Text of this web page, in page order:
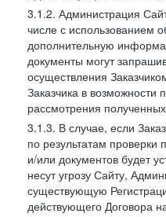
3.1.2. Администрация
числе с использованием
дополнительную
документы могут
осуществления
Заказчика в возможности
рассмотрения
3.1.3. В случае, если
по результатам
и/или документов будет
несут угрозу Сайту,
существующую
действующего Договора